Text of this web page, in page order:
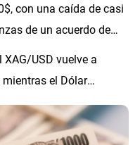
con una caída de casi
de un acuerdo de
USD vuelve a
el Dólar